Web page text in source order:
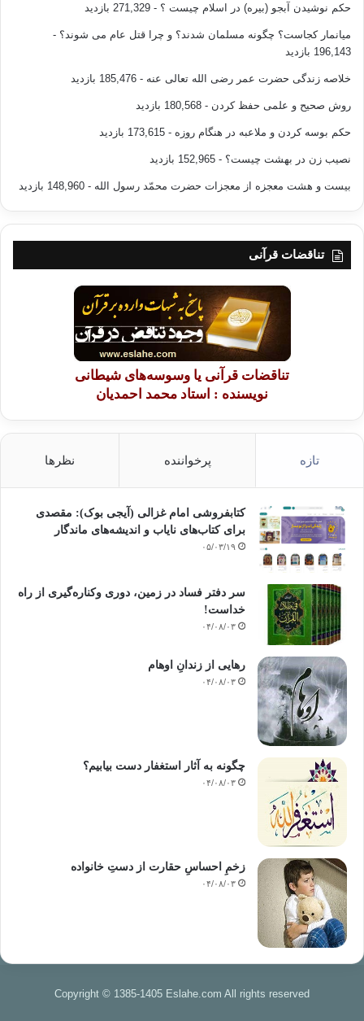
حکم نوشیدن آبجو (بیره) در اسلام چیست ؟ - 271,329 بازدید
میانمار کجاست؟ چگونه مسلمان شدند؟ و چرا قتل عام می شوند؟ -
196,143 بازدید
خلاصه زندگی حضرت عمر رضی الله تعالی عنه - 185,476 بازدید
روش صحیح و علمی حفظ کردن - 180,568 بازدید
حکم بوسه کردن و ملاعبه در هنگام روزه - 173,615 بازدید
نصیب زن در بهشت چیست؟ - 152,965 بازدید
بیست و هشت معجزه از معجزات حضرت محمّد رسول الله - 148,960 بازدید
تناقضات قرآنی
تناقضات قرآنی یا وسوسه‌های شیطانی
نویسنده : استاد محمد احمدیان
تازه پرخواننده نظرها
کتابفروشی امام غزالی (آیجی بوک): مقصدی
برای کتاب‌های نایاب و اندیشه‌های ماندگار
۰۵/۰۳/۱۹
سر دفتر فساد در زمین‌، دوری وکناره‌گیری از راه
خداست‌!
۰۴/۰۸/۰۳
رهایی از زندانِ اوهام
۰۴/۰۸/۰۳
چگونه به آثار استغفار دست بیابیم؟
۰۴/۰۸/۰۳
زخمِ احساسِ حقارت از دستِ خانواده
۰۴/۰۸/۰۳
Copyright © 1385-1405 Eslahe.com All rights reserved